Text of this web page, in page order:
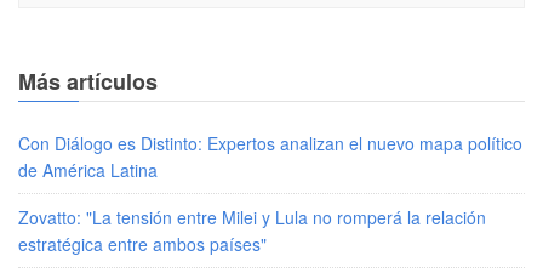
Más artículos
Con Diálogo es Distinto: Expertos analizan el nuevo mapa político
de América Latina
Zovatto: "La tensión entre Milei y Lula no romperá la relación
estratégica entre ambos países"